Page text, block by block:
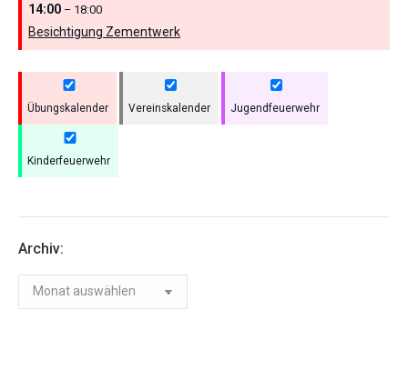
14:00 – 18:00
Besichtigung Zementwerk
Übungskalender Vereinskalender Jugendfeuerwehr
Kinderfeuerwehr
Archiv:
Archiv: